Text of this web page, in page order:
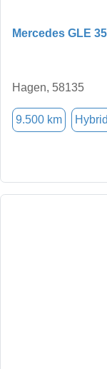
Mercedes GLE
Hagen, 58135
9.500 km